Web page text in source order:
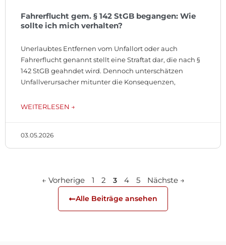
Fahrerflucht gem. § 142 StGB begangen: Wie
sollte ich mich verhalten?
Unerlaubtes Entfernen vom Unfallort oder auch
Fahrerflucht genannt stellt eine Straftat dar, die nach §
142 StGB geahndet wird. Dennoch unterschätzen
Unfallverursacher mitunter die Konsequenzen,
WEITERLESEN →
03.05.2026
← Vorherige 1 2 3 4 5 Nächste →
Alle Beiträge ansehen